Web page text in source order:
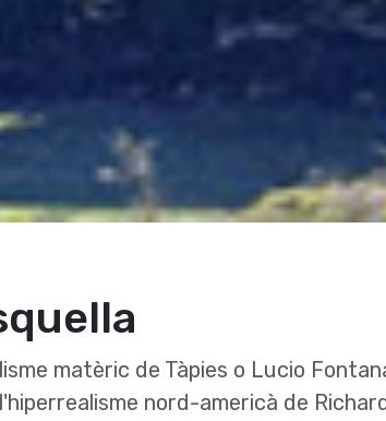
matèric de Tàpies o Lucio
nord-americà de